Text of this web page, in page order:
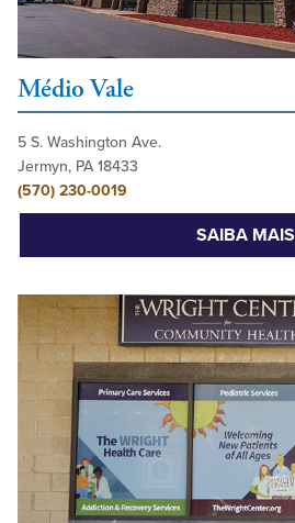
Médio Vale
5 S. Washington Ave.
Jermyn, PA 18433
(570) 230-0019
SAIBA MAIS